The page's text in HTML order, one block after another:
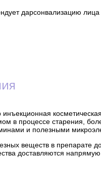
дарсонвализацию
инъекционная
в процессе старения,
и полезными
веществ в препарате
доставляются